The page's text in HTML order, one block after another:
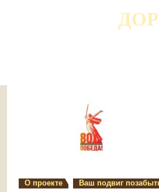
О проекте Ваш подвиг